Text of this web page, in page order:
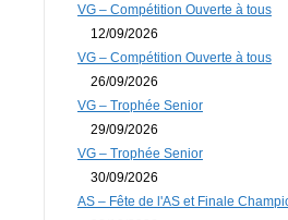
VG – Compétition Ouverte à tous
12/09/2026
VG – Compétition Ouverte à tous
26/09/2026
VG – Trophée Senior
29/09/2026
VG – Trophée Senior
30/09/2026
AS – Fête de l'AS et Finale